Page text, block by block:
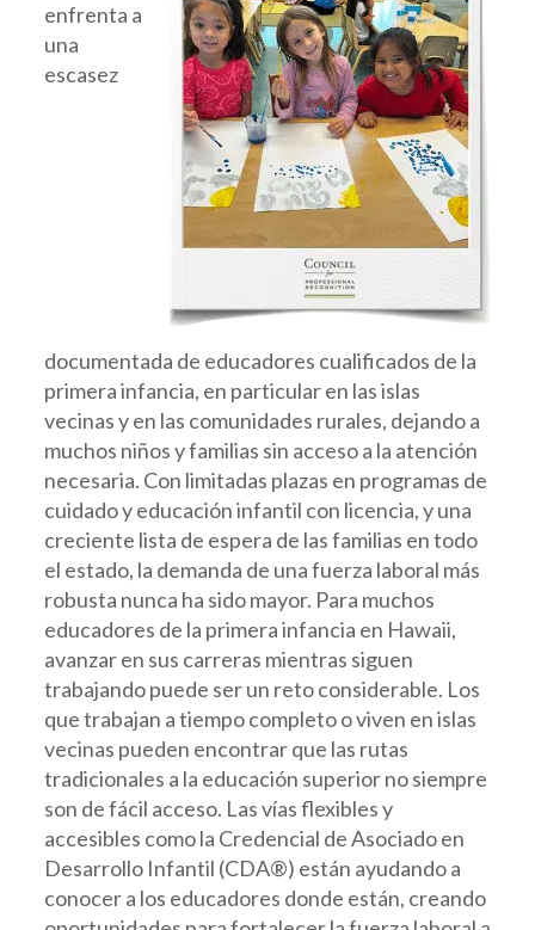
enfrenta a
una
escasez
documentada de educadores cualificados de la
primera infancia, en particular en las islas
vecinas y en las comunidades rurales, dejando a
muchos niños y familias sin acceso a la atención
necesaria. Con limitadas plazas en programas de
cuidado y educación infantil con licencia, y una
creciente lista de espera de las familias en todo
el estado, la demanda de una fuerza laboral más
robusta nunca ha sido mayor. Para muchos
educadores de la primera infancia en Hawaii,
avanzar en sus carreras mientras siguen
trabajando puede ser un reto considerable. Los
que trabajan a tiempo completo o viven en islas
vecinas pueden encontrar que las rutas
tradicionales a la educación superior no siempre
son de fácil acceso. Las vías flexibles y
accesibles como la Credencial de Asociado en
Desarrollo Infantil (CDA®) están ayudando a
conocer a los educadores donde están, creando